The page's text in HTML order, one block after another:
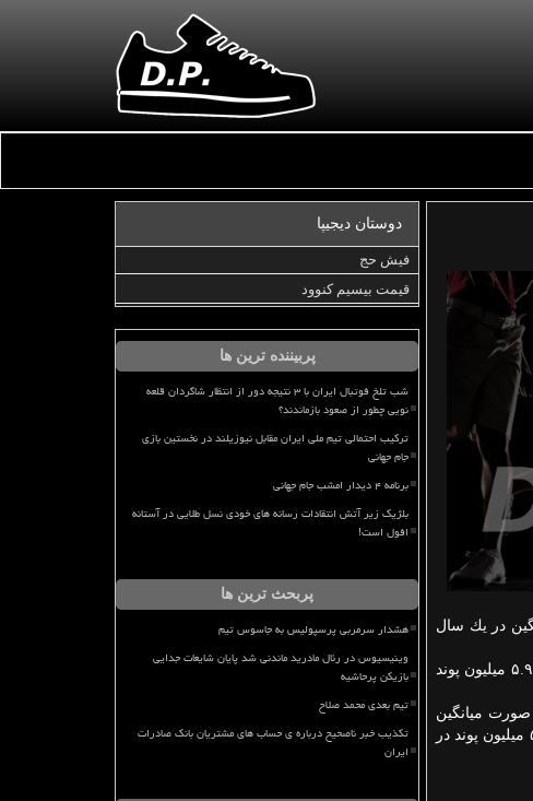
در یك سال
امریكا بالاتر از هر لیگی و هر ورزشی است و كل لیگ به صورت میانگین سالی ۵.۹ میلیون پوند
پرداخت می كند و سالی ۶.۵۳ میلیون پوند به صورت میانگین
می دهد. همینطور یووه در این رده بندی پس از جذب رونالدو از رتبه سی و دوم به رتبه نهم دنیا رسیده است. منچسترسیتی با ۵.۳۹ میلیون پوند در
دوستان دیجیپا
فیش حج
قیمت بیسیم کنوود
پربیننده ترین ها
شب تلخ فوتبال ایران با ۳ نتیجه دور از انتظار شاگردان قلعه
نویی چطور از صعود بازماندند؟
ترکیب احتمالی تیم ملی ایران مقابل نیوزیلند در نخستین بازی
جام جهانی
برنامه ۴ دیدار امشب جام جهانی
بلژیک زیر آتش انتقادات رسانه های خودی نسل طلایی در آستانه
افول است!
پربحث ترین ها
هشدار سرمربی پرسپولیس به جاسوس تیم
وینیسیوس در رئال مادرید ماندنی شد پایان شایعات جدایی
بازیکن پرحاشیه
تیم بعدی محمد صلاح
تکذیب خبر ناصحیح درباره ی حساب های مشتریان بانک صادرات
ایران